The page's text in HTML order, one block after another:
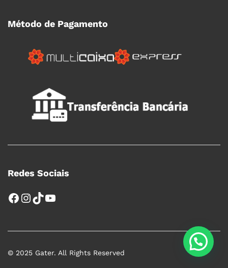
Método de Pagamento
Redes Sociais
Facebook
Instagram
TikTok
YouTube
© 2025 Gater. All Rights Reserved